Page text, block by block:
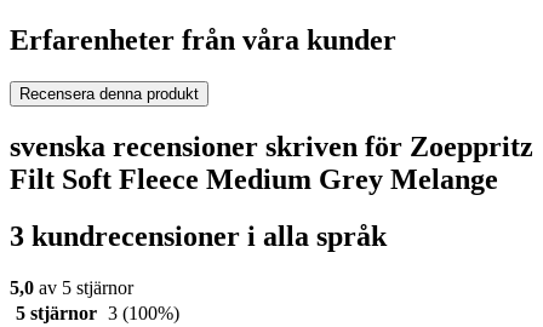
Erfarenheter från våra kunder
Recensera denna produkt
svenska recensioner skriven för Zoeppritz
Filt Soft Fleece Medium Grey Melange
3 kundrecensioner i alla språk
5,0 av 5 stjärnor
5 stjärnor 3 (100%)